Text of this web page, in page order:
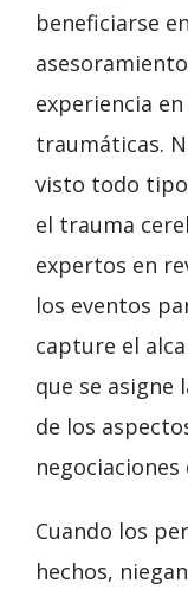
beneficiarse
experiencia
traumáticas.
visto todo tipo
el trauma
expertos en
los eventos
capture el
que se asigne
de los
negociaciones
Cuando los
hechos,